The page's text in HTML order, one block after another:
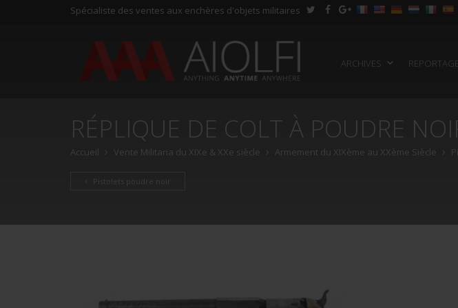
Spécialiste des ventes aux enchères d'objets militaires
ARCHIVES
RÉPLIQUE DE COLT À POUDRE
Accueil Vente Militaria du XIXe & XXe siècle Armement du XIXème au XXème Siècle
Pistolets poudre noir